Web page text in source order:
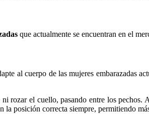
que actualmente se encuentran en el
al cuerpo de las mujeres embarazadas
rozar el cuello, pasando entre los
posición correcta siempre, permitiendo